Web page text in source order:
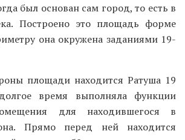
был основан сам город, то есть в
Построено это площадь форме
она окружена заданиями 19-
площади находится Ратуша 19
время выполняла функции
для находившегося в
Прямо перед ней находится